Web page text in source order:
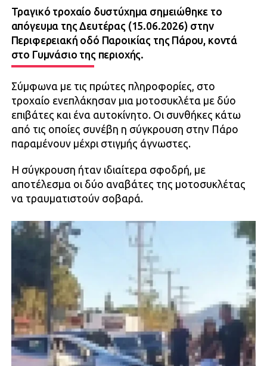
Τραγικό τροχαίο δυστύχημα σημειώθηκε το
απόγευμα της Δευτέρας (15.06.2026) στην
Περιφερειακή οδό Παροικίας της Πάρου, κοντά
στο Γυμνάσιο της περιοχής.
Σύμφωνα με τις πρώτες πληροφορίες, στο
τροχαίο ενεπλάκησαν μια μοτοσυκλέτα με δύο
επιβάτες και ένα αυτοκίνητο. Οι συνθήκες κάτω
από τις οποίες συνέβη η σύγκρουση στην Πάρο
παραμένουν μέχρι στιγμής άγνωστες.
Η σύγκρουση ήταν ιδιαίτερα σφοδρή, με
αποτέλεσμα οι δύο αναβάτες της μοτοσυκλέτας
να τραυματιστούν σοβαρά.